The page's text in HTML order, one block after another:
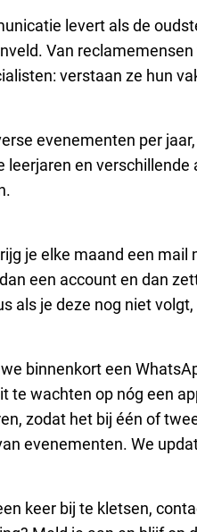
levert als de
Van
verstaan ze hun
evenementen per
leerjaren en
je elke maand een
een account en dan
als je deze nog niet
binnenkort een
te wachten op nóg een
zodat het bij één of
evenementen. We
keer bij te kletsen,